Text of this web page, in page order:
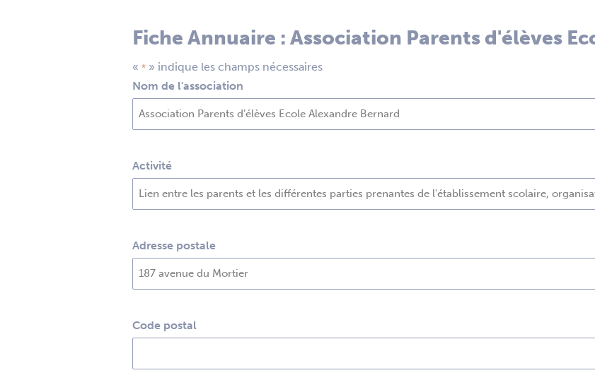
Fiche Annuaire : Association Parents d'élèves
« *» indique les champs nécessaires
Nom de l'association
Activité
Adresse postale
Code postal